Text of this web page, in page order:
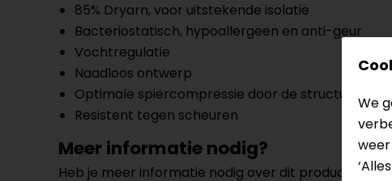
85% Dryarn, voor uitstekende isolatie
Bacteriostatisch, hypoallergeen en anti-geur
Vochtregulatie
Naadloos ontwerp
Optimale spiercompressie door de structuur van
Resistent tegen scheuren
Meer informatie nodig?
Heb je meer informatie nodig over dit product?
We